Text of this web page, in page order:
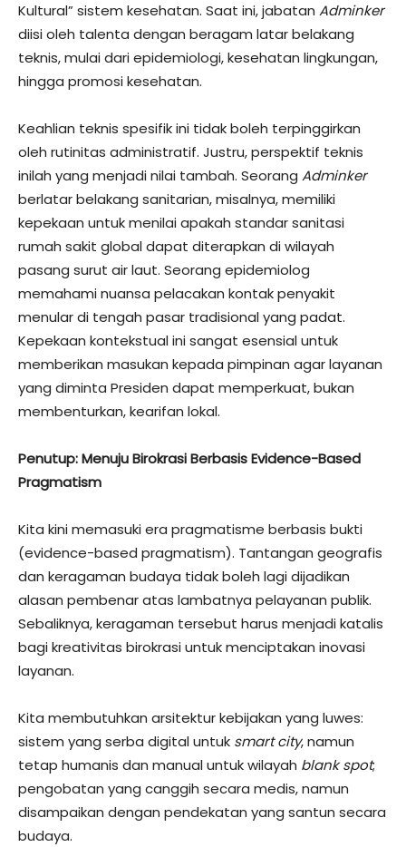
Kultural” sistem kesehatan. Saat ini, jabatan Adminker
diisi oleh talenta dengan beragam latar belakang
teknis, mulai dari epidemiologi, kesehatan lingkungan,
hingga promosi kesehatan.
​Keahlian teknis spesifik ini tidak boleh terpinggirkan
oleh rutinitas administratif. Justru, perspektif teknis
inilah yang menjadi nilai tambah. Seorang Adminker
berlatar belakang sanitarian, misalnya, memiliki
kepekaan untuk menilai apakah standar sanitasi
rumah sakit global dapat diterapkan di wilayah
pasang surut air laut. Seorang epidemiolog
memahami nuansa pelacakan kontak penyakit
menular di tengah pasar tradisional yang padat.
Kepekaan kontekstual ini sangat esensial untuk
memberikan masukan kepada pimpinan agar layanan
yang diminta Presiden dapat memperkuat, bukan
membenturkan, kearifan lokal.
Penutup: Menuju Birokrasi Berbasis Evidence-Based
Pragmatism
Kita kini memasuki era pragmatisme berbasis bukti
(evidence-based pragmatism). Tantangan geografis
dan keragaman budaya tidak boleh lagi dijadikan
alasan pembenar atas lambatnya pelayanan publik.
Sebaliknya, keragaman tersebut harus menjadi katalis
bagi kreativitas birokrasi untuk menciptakan inovasi
layanan.
​Kita membutuhkan arsitektur kebijakan yang luwes:
sistem yang serba digital untuk smart city, namun
tetap humanis dan manual untuk wilayah blank spot;
pengobatan yang canggih secara medis, namun
disampaikan dengan pendekatan yang santun secara
budaya.